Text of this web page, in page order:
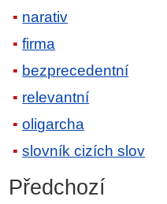
narativ
firma
bezprecedentní
relevantní
oligarcha
slovník cizích slov
Předchozí